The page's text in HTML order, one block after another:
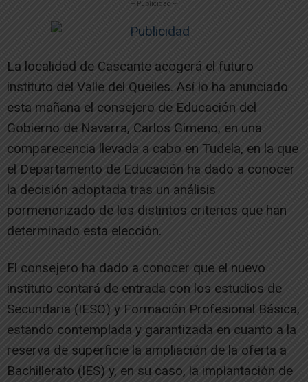
-- Publicidad --
La localidad de Cascante acogerá el futuro
instituto del Valle del Queiles. Así lo ha anunciado
esta mañana el consejero de Educación del
Gobierno de Navarra, Carlos Gimeno, en una
comparecencia llevada a cabo en Tudela, en la que
el Departamento de Educación ha dado a conocer
la decisión adoptada tras un análisis
pormenorizado de los distintos criterios que han
determinado esta elección.
El consejero ha dado a conocer que el nuevo
instituto contará de entrada con los estudios de
Secundaria (IESO) y Formación Profesional Básica,
estando contemplada y garantizada en cuanto a la
reserva de superficie la ampliación de la oferta a
Bachillerato (IES) y, en su caso, la implantación de